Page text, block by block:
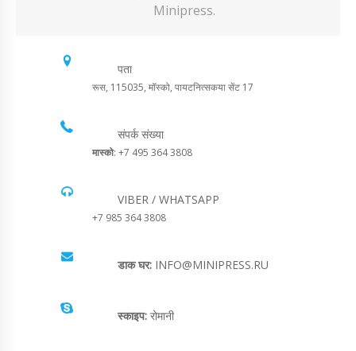
Minipress.
पता
रूस, 115035, मॉस्को, पायटनित्सकया सेंट 17
संपर्क संख्या
मास्को: +7 495 364 3808
VIBER / WHATSAPP
+7 985 364 3808
डाक घर: INFO@MINIPRESS.RU
स्काइप: रोमानी